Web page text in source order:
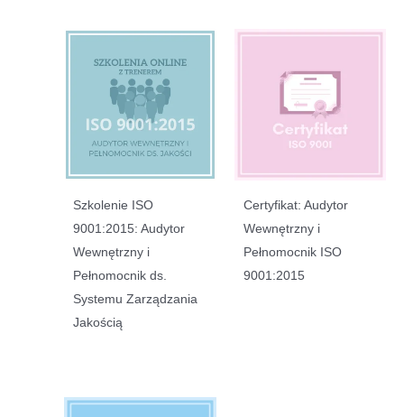
Szkolenie ISO
9001:2015: Audytor
Wewnętrzny i
Pełnomocnik ds.
Systemu Zarządzania
Jakością
Certyfikat: Audytor
Wewnętrzny i
Pełnomocnik ISO
9001:2015